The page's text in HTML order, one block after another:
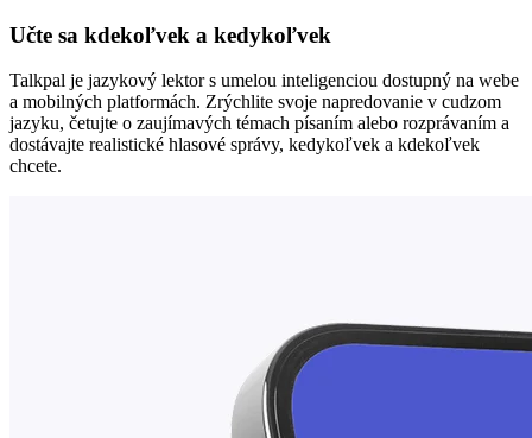
Učte sa kdekoľvek a kedykoľvek
Talkpal je jazykový lektor s umelou inteligenciou dostupný na webe
a mobilných platformách. Zrýchlite svoje napredovanie v cudzom
jazyku, četujte o zaujímavých témach písaním alebo rozprávaním a
dostávajte realistické hlasové správy, kedykoľvek a kdekoľvek
chcete.